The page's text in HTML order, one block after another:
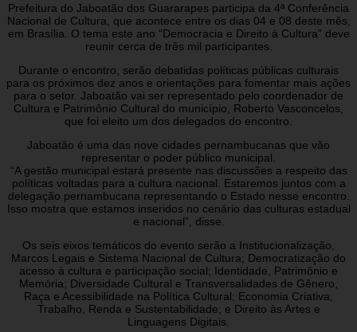
Prefeitura do Jaboatão dos Guararapes participa da 4ª Conferência
Nacional de Cultura, que acontece entre os dias 04 e 08 deste mês,
em Brasília. O tema este ano “Democracia e Direito à Cultura” deve
reunir cerca de três mil participantes.
Durante o encontro, serão debatidas políticas públicas culturais
para os próximos dez anos e orientações para fomentar mais ações
para o setor. Jaboatão vai ser representado pelo coordenador de
Cultura e Patrimônio Cultural do município, Roberto Vasconcelos,
que foi eleito um dos delegados do encontro.
Jaboatão é uma das nove cidades pernambucanas que vão
representar o poder público municipal.
“A gestão municipal estará presente nas discussões a respeito das
políticas voltadas para a cultura nacional. Estaremos juntos com a
delegação pernambucana representando o Estado nesse encontro.
Isso mostra que estamos inseridos no cenário das culturas estadual
e nacional”, disse.
Os seis eixos temáticos do evento serão a Institucionalização,
Marcos Legais e Sistema Nacional de Cultura; Democratização do
acesso à cultura e participação social; Identidade, Patrimônio e
Memória; Diversidade Cultural e Transversalidades de Gênero,
Raça e Acessibilidade na Política Cultural; Economia Criativa,
Trabalho, Renda e Sustentabilidade; e Direito às Artes e
Linguagens Digitais.